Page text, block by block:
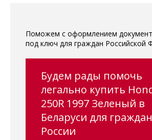
Поможем с оформлением
под ключ для граждан Российской
Будем рады помочь
легально купить
250R 1997 Зеленый в
Беларуси для граждан
России